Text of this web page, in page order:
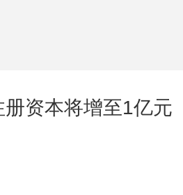
资本将增至1亿元